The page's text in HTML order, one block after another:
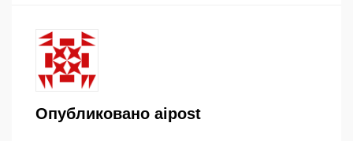
Опубликовано aipost